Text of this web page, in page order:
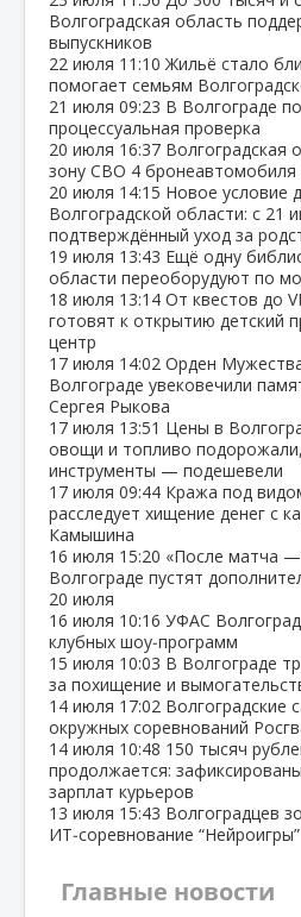
Волгоградская область
выпускников
22 июля 11:10 Жильё стало
помогает семьям
21 июля 09:23 В Волгограде
процессуальная проверка
20 июля 16:37 Волгоградская
зону СВО 4 бронеавтомобиля
20 июля 14:15 Новое условие
Волгоградской области: с 21
подтверждённый уход за
19 июля 13:43 Ещё одну
области переоборудуют по
18 июля 13:14 От квестов до
готовят к открытию детский
центр
17 июля 14:02 Орден
Волгограде увековечили
Сергея Рыкова
17 июля 13:51 Цены в
овощи и топливо
инструменты — подешевели
17 июля 09:44 Кража под
расследует хищение денег с
Камышина
16 июля 15:20 «После матча
Волгограде пустят
20 июля
16 июля 10:16 УФАС
клубных шоу‑программ
15 июля 10:03 В Волгограде
за похищение и
14 июля 17:02 Волгоградские
окружных соревнований
14 июля 10:48 150 тысяч
продолжается:
зарплат курьеров
13 июля 15:43 Волгоградцев
ИТ‑соревнование “Нейроигры”
Главные новости